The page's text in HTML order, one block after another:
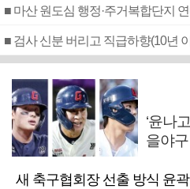
■ 마산 원도심 행정·주거복합단지
‘윤나
을야
새 축구협회장 선출 방식 윤